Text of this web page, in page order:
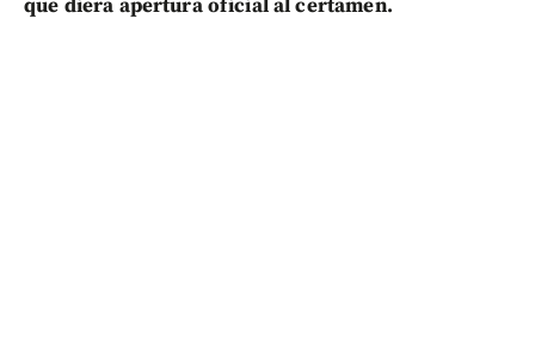
que diera apertura oficial al certamen.